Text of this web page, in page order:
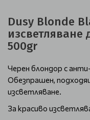
Dusy Blonde
изсветляване
500gr
Черен блондор с
Обезпрашен,
изсветляване.
За красиво